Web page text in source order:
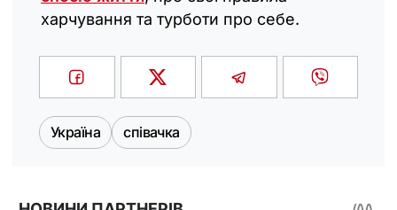
харчування та турботи про себе.
Україна співачка